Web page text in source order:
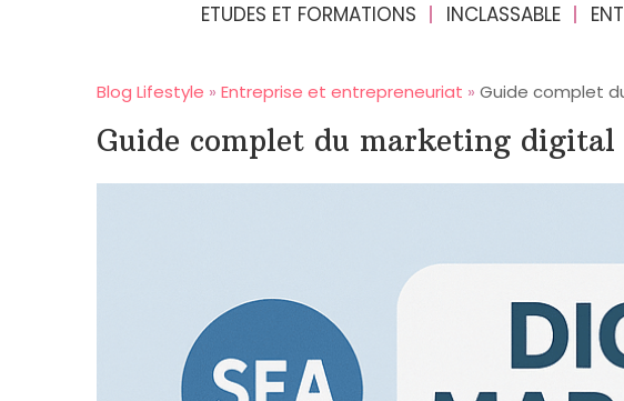
ETUDES ET FORMATIONS
INCLASSABLE
Blog Lifestyle » Entreprise et entrepreneuriat » Guide complet
Guide complet du marketing digital